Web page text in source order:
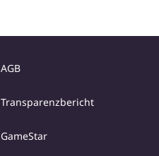
AGB
Transparenzbericht
GameStar